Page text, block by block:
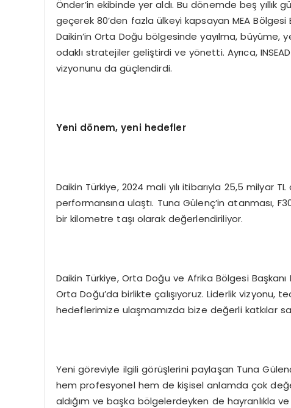
Önder’in ekibinde yer aldı. Bu dönemde beş yıllık
geçerek 80’den fazla ülkeyi kapsayan MEA Bölgesi
Daikin’in Orta Doğu bölgesinde yayılma,
odaklı stratejiler geliştirdi ve yönetti. Ayrıca,
vizyonunu da güçlendirdi.
Yeni dönem, yeni hedefler
Daikin Türkiye, 2024 mali yılı itibarıyla 25,5 milyar
performansına ulaştı. Tuna Gülenç’in atanması,
bir kilometre taşı olarak değerlendiriliyor.
Daikin Türkiye, Orta Doğu ve Afrika Bölgesi
Orta Doğu’da birlikte çalışıyoruz. Liderlik vizyonu,
hedeflerimize ulaşmamızda bize değerli katkılar
Yeni göreviyle ilgili görüşlerini paylaşan Tuna
hem profesyonel hem de kişisel anlamda çok
aldığım ve başka bölgelerdeyken de hayranlıkla